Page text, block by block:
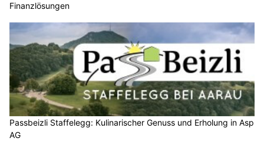
Finanzlösungen
Passbeizli Staffelegg: Kulinarischer Genuss und Erholung in Asp
AG